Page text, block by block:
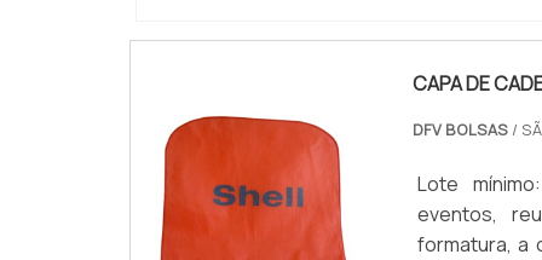
CAPA DE
DFV BOLSAS/
Lote
eventos,
formatura, a